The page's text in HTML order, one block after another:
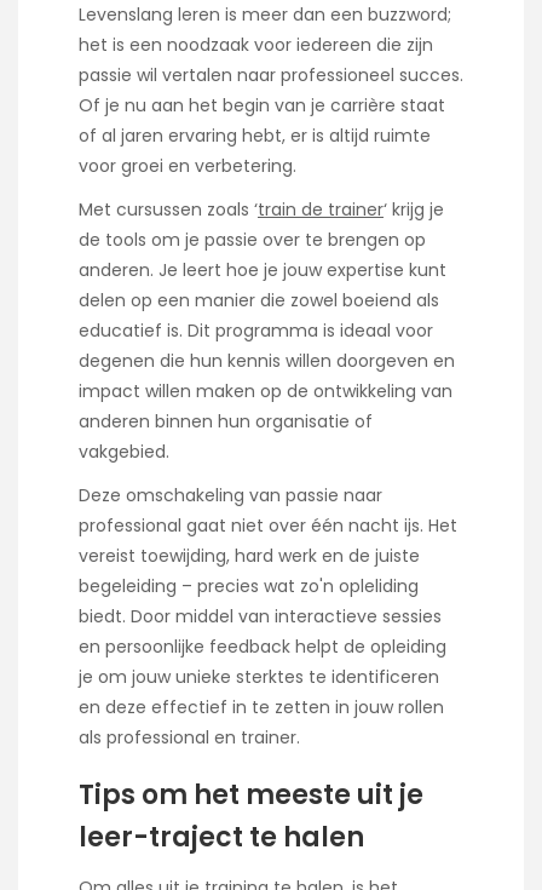
Levenslang leren is meer dan een buzzword;
het is een noodzaak voor iedereen die zijn
passie wil vertalen naar professioneel succes.
Of je nu aan het begin van je carrière staat
of al jaren ervaring hebt, er is altijd ruimte
voor groei en verbetering.
Met cursussen zoals ‘train de trainer‘ krijg je
de tools om je passie over te brengen op
anderen. Je leert hoe je jouw expertise kunt
delen op een manier die zowel boeiend als
educatief is. Dit programma is ideaal voor
degenen die hun kennis willen doorgeven en
impact willen maken op de ontwikkeling van
anderen binnen hun organisatie of
vakgebied.
Deze omschakeling van passie naar
professional gaat niet over één nacht ijs. Het
vereist toewijding, hard werk en de juiste
begeleiding – precies wat zo'n opleliding
biedt. Door middel van interactieve sessies
en persoonlijke feedback helpt de opleiding
je om jouw unieke sterktes te identificeren
en deze effectief in te zetten in jouw rollen
als professional en trainer.
Tips om het meeste uit je
leer-traject te halen